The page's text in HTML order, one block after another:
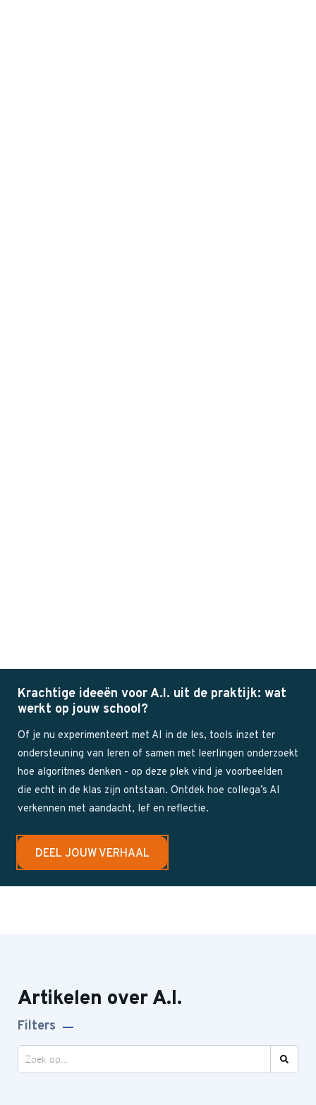
Krachtige ideeën voor A.I. uit de praktijk: wat
werkt op jouw school?
Of je nu experimenteert met AI in de les, tools inzet ter
ondersteuning van leren of samen met leerlingen onderzoekt
hoe algoritmes denken - op deze plek vind je voorbeelden
die echt in de klas zijn ontstaan. Ontdek hoe collega’s AI
verkennen met aandacht, lef en reflectie.
DEEL JOUW VERHAAL
Artikelen over A.I.
Filters